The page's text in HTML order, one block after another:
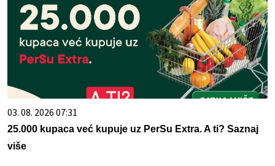
03. 08. 2026 07:31
25.000 kupaca već kupuje uz PerSu Extra. A ti? Saznaj
više